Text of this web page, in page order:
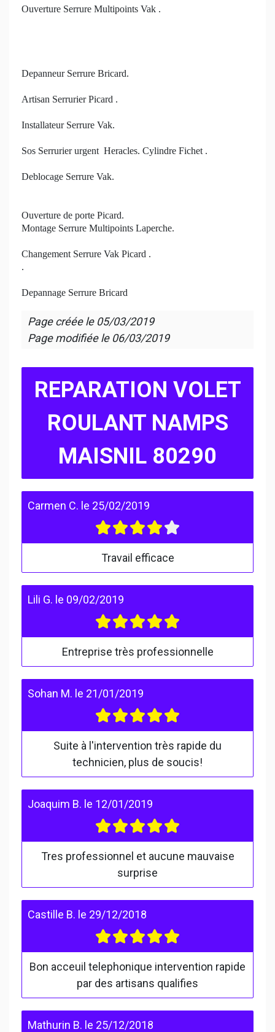
Ouverture Serrure Multipoints Vak .
Depanneur Serrure Bricard.
Artisan Serrurier Picard .
Installateur Serrure Vak.
Sos Serrurier urgent Heracles. Cylindre Fichet .
Deblocage Serrure Vak.
Ouverture de porte Picard.
Montage Serrure Multipoints Laperche.
Changement Serrure Vak Picard .
.
Depannage Serrure Bricard
Page créée le 05/03/2019
Page modifiée le 06/03/2019
REPARATION VOLET
ROULANT NAMPS
MAISNIL 80290
Carmen C. le 25/02/2019
Travail efficace
Lili G. le 09/02/2019
Entreprise très professionnelle
Sohan M. le 21/01/2019
Suite à l'intervention très rapide du
technicien, plus de soucis!
Joaquim B. le 12/01/2019
Tres professionnel et aucune mauvaise
surprise
Castille B. le 29/12/2018
Bon acceuil telephonique intervention rapide
par des artisans qualifies
Mathurin B. le 25/12/2018